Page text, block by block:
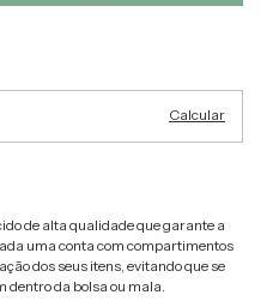
Calcular
de alta qualidade que garante a
uma conta com compartimentos
dos seus itens, evitando que se
dentro da bolsa ou mala.